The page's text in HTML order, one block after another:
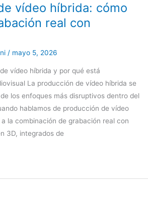
vídeo híbrida: cómo
real con
/ mayo 5, 2026
vídeo híbrida y por qué está
La producción de vídeo híbrida se
los enfoques más disruptivos dentro del
hablamos de producción de vídeo
la combinación de grabación real con
3D, integrados de